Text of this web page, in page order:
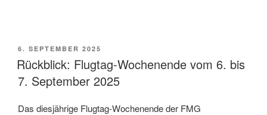
VERÖFFENTLICHT
AM
6. SEPTEMBER 2025
Rückblick: Flugtag-Wochenende vom 6. bis
7. September 2025
Das diesjährige Flugtag-Wochenende der FMG